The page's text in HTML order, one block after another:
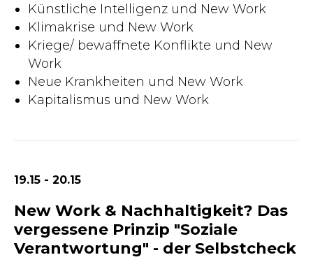
Künstliche Intelligenz und New Work
Klimakrise und New Work
Kriege/ bewaffnete Konflikte und New
Work
Neue Krankheiten und New Work
Kapitalismus und New Work
19.15 - 20.15
New Work & Nachhaltigkeit? Das
vergessene Prinzip "Soziale
Verantwortung" - der Selbstcheck